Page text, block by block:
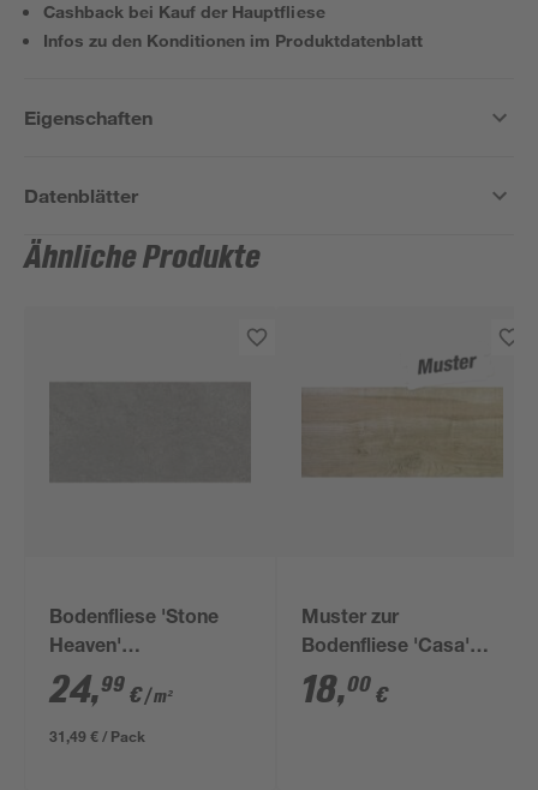
Cashback bei Kauf der Hauptfliese
Infos zu den Konditionen im Produktdatenblatt
Eigenschaften
Datenblätter
Ähnliche Produkte
Bodenfliese 'Stone
Heaven'
Feinsteinzeug braun
30 x 60 x 0,85 cm
24,99 €/ m²
31,49 € / Pack
Muster zur
Bodenfliese 'Casa'
Feinsteinzeug beige
30 x 60 cm
18,00 €